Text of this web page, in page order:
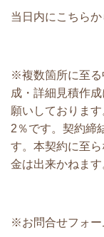
当日内にこちら
※複数箇所に至
成・詳細見積作
願いしております
2 ％です。契約締
す。本契約に至
金は出来かねます
※お問合せフォー